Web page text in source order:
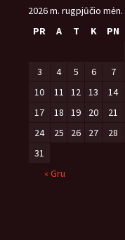
2026 m. rugpjūčio mėn.
PR
A T K PN
3
4 5 6 7
10
11 12 13 14
17
18 19 20 21
24
25 26 27 28
31
« Gru